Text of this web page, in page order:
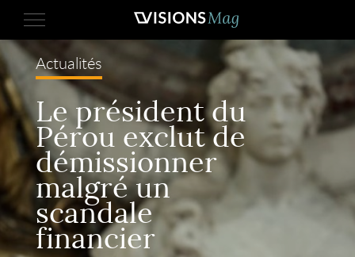
Actualités
Le président du
Pérou exclut de
démissionner
malgré un
scandale
financier